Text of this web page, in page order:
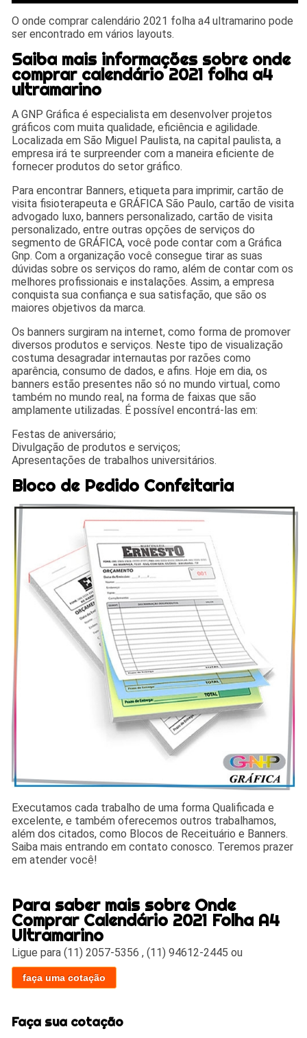
O onde comprar calendário 2021 folha a4 ultramarino pode
ser encontrado em vários layouts.
Saiba mais informações sobre onde
comprar calendário 2021 folha a4
ultramarino
A GNP Gráfica é especialista em desenvolver projetos
gráficos com muita qualidade, eficiência e agilidade.
Localizada em São Miguel Paulista, na capital paulista, a
empresa irá te surpreender com a maneira eficiente de
fornecer produtos do setor gráfico.
Para encontrar Banners, etiqueta para imprimir, cartão de
visita fisioterapeuta e GRÁFICA São Paulo, cartão de visita
advogado luxo, banners personalizado, cartão de visita
personalizado, entre outras opções de serviços do
segmento de GRÁFICA, você pode contar com a Gráfica
Gnp. Com a organização você consegue tirar as suas
dúvidas sobre os serviços do ramo, além de contar com os
melhores profissionais e instalações. Assim, a empresa
conquista sua confiança e sua satisfação, que são os
maiores objetivos da marca.
Os banners surgiram na internet, como forma de promover
diversos produtos e serviços. Neste tipo de visualização
costuma desagradar internautas por razões como
aparência, consumo de dados, e afins. Hoje em dia, os
banners estão presentes não só no mundo virtual, como
também no mundo real, na forma de faixas que são
amplamente utilizadas. É possível encontrá-las em:
Festas de aniversário;
Divulgação de produtos e serviços;
Apresentações de trabalhos universitários.
Bloco de Pedido Confeitaria
Executamos cada trabalho de uma forma Qualificada e
excelente, e também oferecemos outros trabalhamos,
além dos citados, como Blocos de Receituário e Banners.
Saiba mais entrando em contato conosco. Teremos prazer
em atender você!
Para saber mais sobre Onde
Comprar Calendário 2021 Folha A4
Ultramarino
Ligue para(11) 2057-5356 ,(11) 94612-2445 ou
faça uma cotação
Faça sua cotação